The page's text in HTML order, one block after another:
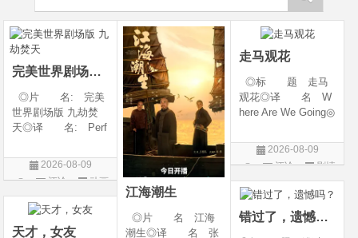
完美世界剧场版 九劫焚天
◎片 名: 完美
世界剧场版 九劫焚
天◎译 名: Perf
ne Calamities Burnin
g Heaven / Perfect
ribulations Incinerate
the H
2026-08-09
评论
动画
片
江海潮生
◎片 名 江海
潮生◎译 名 张
走马观花
◎标 题 走马
观花◎译 名 W
here Are We Going◎
产 地 中国大陆
◎类 别 剧情◎
话◎上映日期 2026
-06-12(中国大陆)◎
2026-08-09
评论
剧情
片
错过了，遗憾吗？
天才，女友